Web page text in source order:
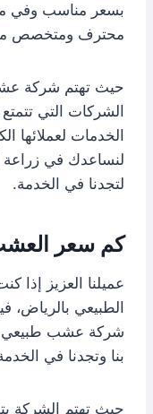
بسعر مناسب وفي
محترف ومتخصص من
حيث تهتم شركة
الشركات التي
الخدمات لعملائها
لنساعدك في زراعة
لتجدنا في الخدمة.
كم سعر
عميلنا العزيز
الطبيعي بالرياض،
شركة عشب طبيعي
بنا وتجدنا في
حيث تهتم الشركة